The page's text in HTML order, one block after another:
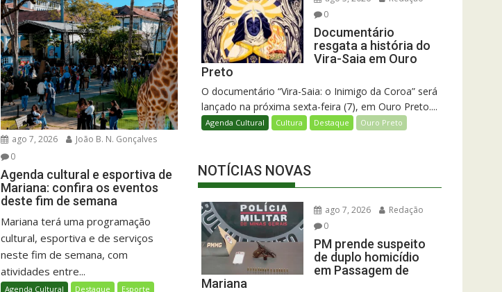
ago 7, 2026
João B. N. Gonçalves
0
Agenda cultural e esportiva de
Mariana: confira os eventos
deste fim de semana
Mariana terá uma programação
cultural, esportiva e de serviços
neste fim de semana, com
atividades entre...
Agenda Cultural Destaque
Esporte
0
Documentário
resgata a história do
Vira-Saia em Ouro
Preto
O documentário “Vira-Saia: o Inimigo da Coroa” será
lançado na próxima sexta-feira (7), em Ouro Preto....
Agenda Cultural Cultura Destaque Ouro Preto
NOTÍCIAS NOVAS
ago 7, 2026
Redação
0
PM prende suspeito
de duplo homicídio
em Passagem de
Mariana